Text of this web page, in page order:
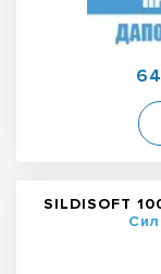
SILDISOFT